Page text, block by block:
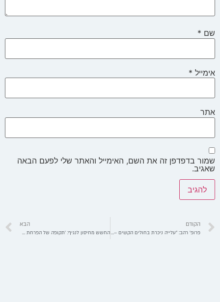
שם *
אימייל *
אתר
שמור בדפדפן זה את השם, האימייל והאתר שלי לפעם הבאה
שאגיב.
הקודם
פרופ' רהב: "עלייה ניכרת בחולים הקשים – מהמגזר החרדי" חלקו השני של הראיון המטלטל עם הרב בנימין פישר
הבא
החשש מחיסון לנגיף: 'תקופה של הפרחת דמגוגיה קיצונית'